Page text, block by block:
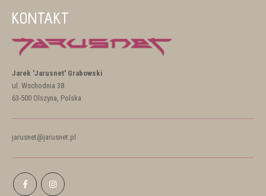
KONTAKT
Jarek 'Jarusnet' Grabowski
ul. Wschodnia 38
63-500 Olszyna, Polska
jarusnet@jarusnet.pl